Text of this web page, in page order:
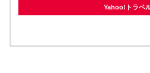
Yahoo!トラベ